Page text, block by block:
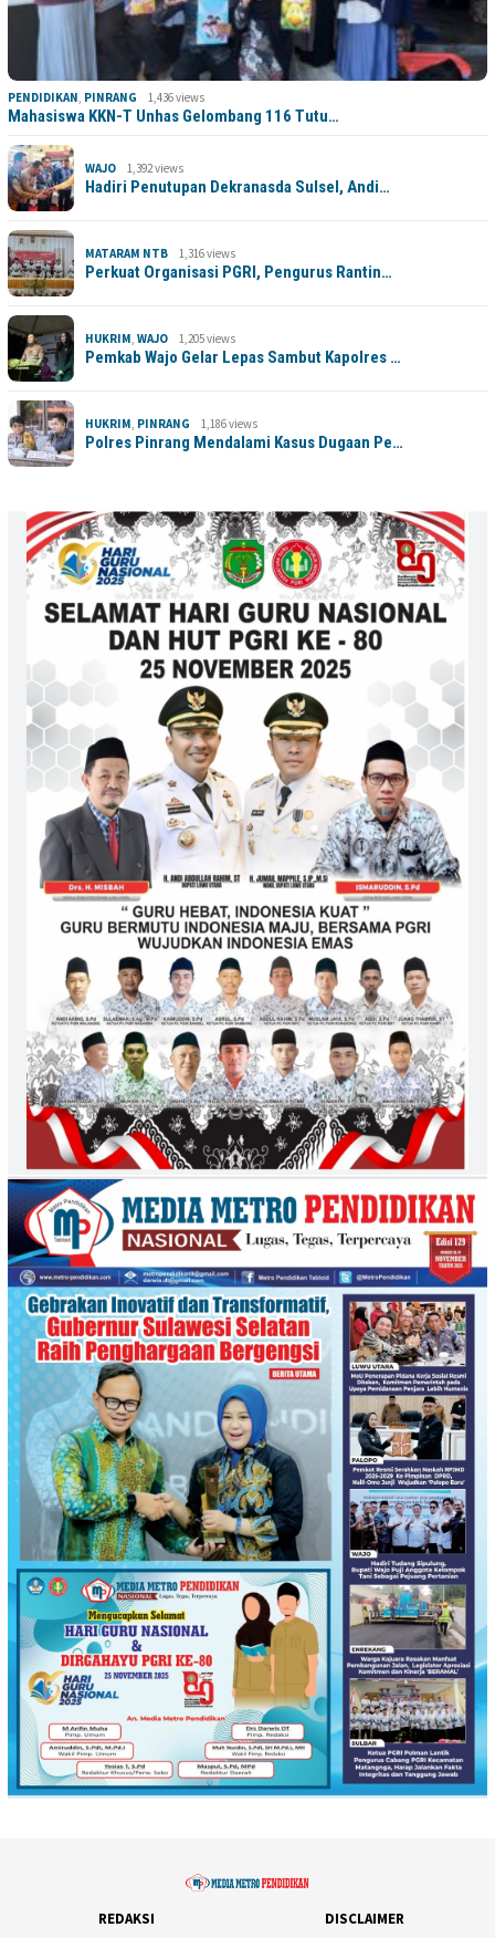
PENDIDIKAN, PINRANG 1,436 views
Mahasiswa KKN-T Unhas Gelombang 116 Tutu…
WAJO 1,392 views
Hadiri Penutupan Dekranasda Sulsel, Andi…
MATARAM NTB 1,316 views
Perkuat Organisasi PGRI, Pengurus Rantin…
HUKRIM, WAJO 1,205 views
Pemkab Wajo Gelar Lepas Sambut Kapolres …
HUKRIM, PINRANG 1,186 views
Polres Pinrang Mendalami Kasus Dugaan Pe…
REDAKSI DISCLAIMER